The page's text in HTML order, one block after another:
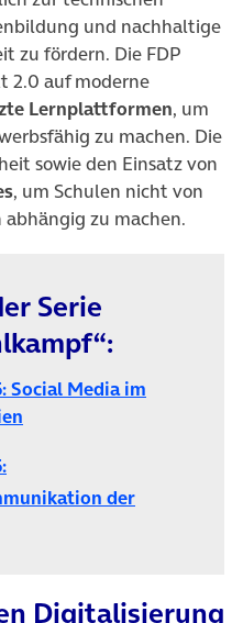
und nachhaltige
zu fördern. Die FDP
2.0 auf moderne
Lernplattformen, um
zu machen. Die
sowie den Einsatz von
, um Schulen nicht von
zu machen.
Serie
Social Media im
der
Digitalisierung